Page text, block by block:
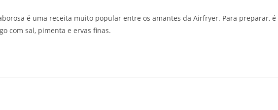
é uma receita muito popular entre os amantes da Airfryer. Para preparar, é
com sal, pimenta e ervas finas.